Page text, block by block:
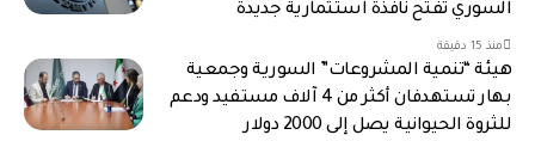
السوري تفتح نافذة استثمارية جديدة
منذ 15 دقيقة
هيئة “تنمية المشروعات” السورية وجمعية
بهار تستهدفان أكثر من 4 آلاف مستفيد ودعم
للثروة الحيوانية يصل إلى 2000 دولار